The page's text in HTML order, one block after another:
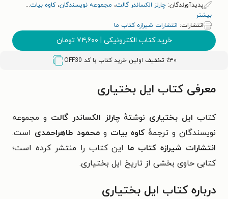
پدیدآورندگان: چارلز الکساندر گالت، مجموعه نويسندگان،کاوه بیات...
بیشتر
انتشارات: انتشارات شیرازه کتاب ما
خرید کتاب الکترونیکی | ۷۴,۶۰۰ تومان
٪۳۰ تخفیف اولین خرید کتاب با کد OFF30
معرفی کتاب ایل بختیاری
کتاب ایل بختیاری نوشتهٔچارلز الکساندر گالت و مجموعه
نویسندگان و ترجمهٔ کاوه بیات و محمود طاهراحمدی است.
انتشارات شیرازه کتاب ما این کتاب را منتشر کرده است؛
کتابی حاوی بخشی از تاریخ ایل بختیاری.
درباره کتاب ایل بختیاری